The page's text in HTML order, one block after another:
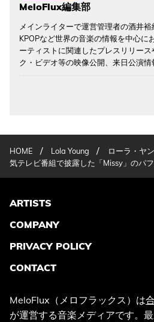
MeloFlux編集部
メインライターで運営管理者の酒井裕
KPOPなど世界の音楽の情報を中心に
ーティストに関連したプレスリリー
ク・ビデオ等の映像公開、来日公演情
HOME / Lola Young /
ローラ・ヤ
気テレビ番組で披露した「Missy」のパ
ARTISTS
COMPANY
PRIVACY POLICY
CONTACT
MeloFlux（メロフラックス）は
が運営する音楽メディアです。